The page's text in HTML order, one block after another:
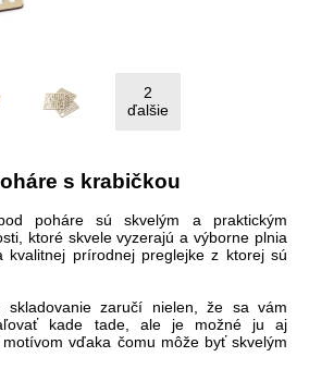
2
ďalšie
s krabičkou
poháre sú skvelým a praktickým
ktoré skvele vyzerajú a výborne plnia
kvalitnej prírodnej preglejke z ktorej sú
skladovanie zaručí nielen, že sa vám
kade tade, ale je možné ju aj
vďaka čomu môže byť skvelým